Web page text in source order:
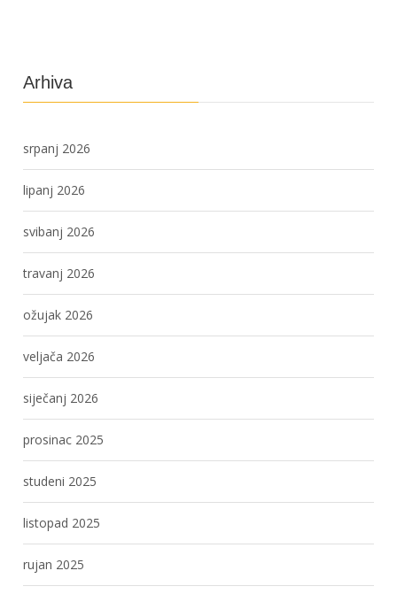
Arhiva
srpanj 2026
lipanj 2026
svibanj 2026
travanj 2026
ožujak 2026
veljača 2026
siječanj 2026
prosinac 2025
studeni 2025
listopad 2025
rujan 2025